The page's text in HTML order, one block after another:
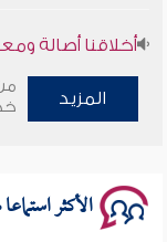
أخلاقنا أصالة
وأمنهم من خوف
المزيد
الأكثر